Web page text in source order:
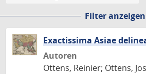
Filter anzeigen
Exactissima Asiae
Autoren
Ottens, Reinier; Ottens,